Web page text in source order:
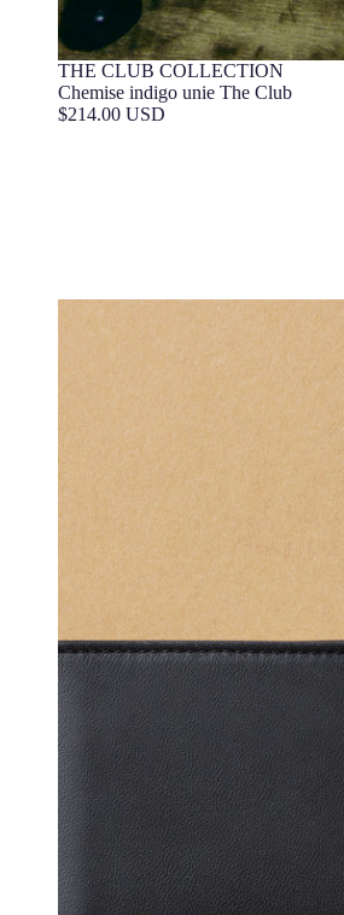
Barça Exclusif
THE CLUB COLLECTION
Chemise indigo unie The Club
$214.00 USD
Portefeuille The Club